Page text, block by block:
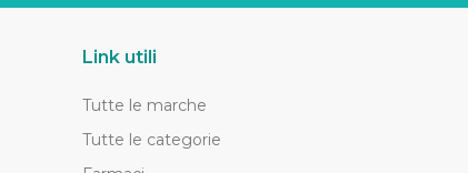
Link utili
Tutte le marche
Tutte le categorie